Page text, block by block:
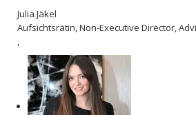
Julia Jäkel
Aufsichtsrätin, Non-Executive Director,
,